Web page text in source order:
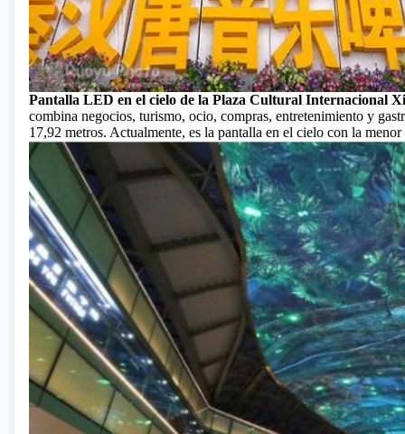
Pantalla LED en el cielo de la Plaza Cultural Internacional
combina negocios, turismo, ocio, compras, entretenimiento y
17,92 metros. Actualmente, es la pantalla en el cielo con la